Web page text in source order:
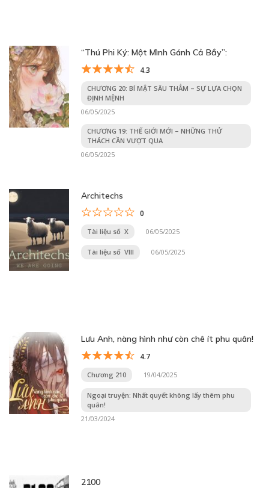
“Thú Phi Ký: Một Mình Gánh Cả Bầy”:
4.3
CHƯƠNG 20: BÍ MẬT SÂU THẲM – SỰ LỰA CHỌN
ĐỊNH MỆNH
06/05/2025
CHƯƠNG 19: THẾ GIỚI MỚI – NHỮNG THỬ
THÁCH CẦN VƯỢT QUA
06/05/2025
Architechs
0
Tài liệu số X 06/05/2025
Tài liệu số VIII 06/05/2025
Lưu Anh, nàng hình như còn chê ít phu quân!
4.7
Chương 210 19/04/2025
Ngoại truyện: Nhất quyết không lấy thêm phu
quân!
21/03/2024
2100